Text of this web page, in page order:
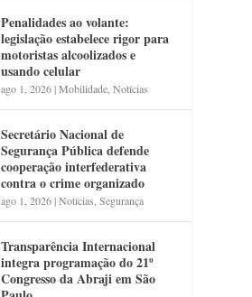
Penalidades ao volante:
legislação estabelece rigor para
motoristas alcoolizados e
usando celular
ago 1, 2026|Mobilidade ,Notícias
Secretário Nacional de
Segurança Pública defende
cooperação interfederativa
contra o crime organizado
ago 1, 2026|Notícias ,Segurança
Transparência Internacional
integra programação do 21º
Congresso da Abraji em São